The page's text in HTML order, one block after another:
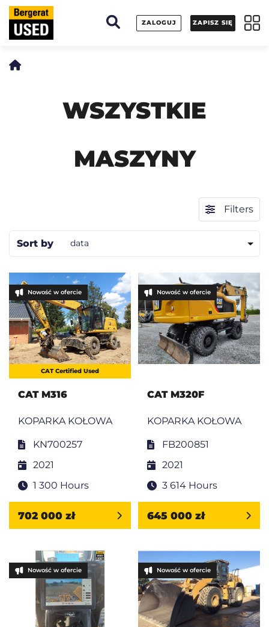
ZALOGUJ ZAPISZ SIĘ
WSZYSTKIE
MASZYNY
Filters
Sort by data
Nowość w ofercie
CAT Certified Used
CAT M316
KOPARKA KOŁOWA
KN700257
2021
1 300 Hours
702 000 zł
Nowość w ofercie
CAT M320F
KOPARKA KOŁOWA
FB200851
2021
3 614 Hours
645 000 zł
Nowość w ofercie Nowość w ofercie
Panel zarządzania plikami cookies